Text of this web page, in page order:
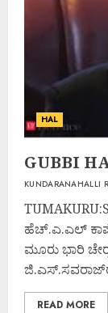
HAL
GUBBI
KUNDARANAHALLI
ಹೆಚ್.ಎ.ಎಲ್
ಮೂರು ಭಾರಿ
READ MORE